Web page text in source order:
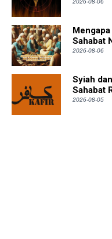
Sahabat
2026-08-06
Syiah
Sahabat
2026-08-05